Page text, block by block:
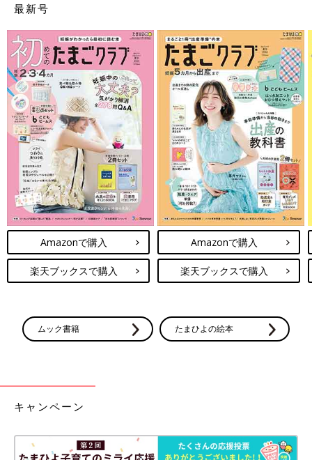
最新号
Amazonで購入
楽天ブックスで購入
Amazonで購入
楽天ブックスで購入
ムック書籍 たまひよの絵本
キャンペーン